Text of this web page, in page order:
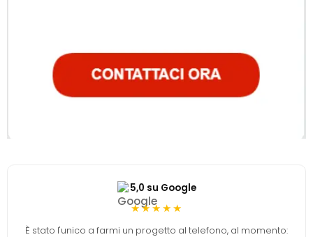
5,0 su Google
★★★★★
È stato l'unico a farmi un progetto al telefono, al momento: